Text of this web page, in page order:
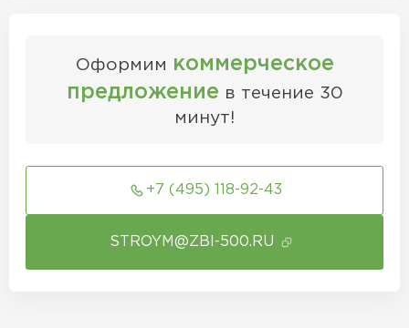
Оформим коммерческое
предложение в течение 30
минут!
+7 (495) 118-92-43
STROYM@ZBI-500.RU